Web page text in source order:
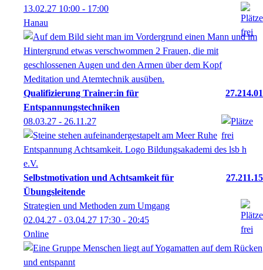
13.02.27 10:00 - 17:00
Hanau
Qualifizierung Trainer:in für
Entspannungstechniken
27.214.01
08.03.27 - 26.11.27
Selbstmotivation und Achtsamkeit für
Übungsleitende
27.211.15
Strategien und Methoden zum Umgang
02.04.27 - 03.04.27 17:30 - 20:45
Online